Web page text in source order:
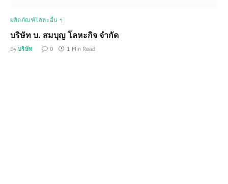
ผลิตภัณฑ์โลหะอื่น ๆ
บริษัท บ. สมบุญ โลหะกิจ จำกัด
By บริษัท 0 1 Min Read